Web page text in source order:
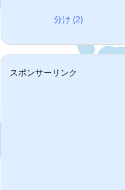
分け(2)
スポンサーリンク